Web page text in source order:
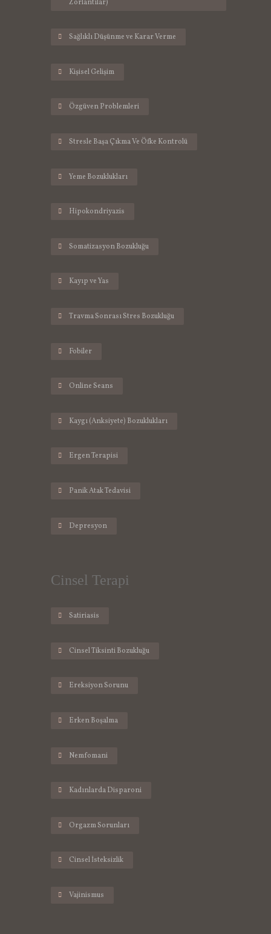
Zorlantılar)
Sağlıklı Düşünme ve Karar Verme
Kişisel Gelişim
Özgüven Problemleri
Stresle Başa Çıkma Ve Öfke Kontrolü
Yeme Bozuklukları
Hipokondriyazis
Somatizasyon Bozukluğu
Kayıp ve Yas
Travma Sonrası Stres Bozukluğu
Fobiler
Online Seans
Kaygı (Anksiyete) Bozuklukları
Ergen Terapisi
Panik Atak Tedavisi
Depresyon
Cinsel Terapi
Satiriasis
Cinsel Tiksinti Bozukluğu
Ereksiyon Sorunu
Erken Boşalma
Nemfomani
Kadınlarda Disparoni
Orgazm Sorunları
Cinsel İsteksizlik
Vajinismus